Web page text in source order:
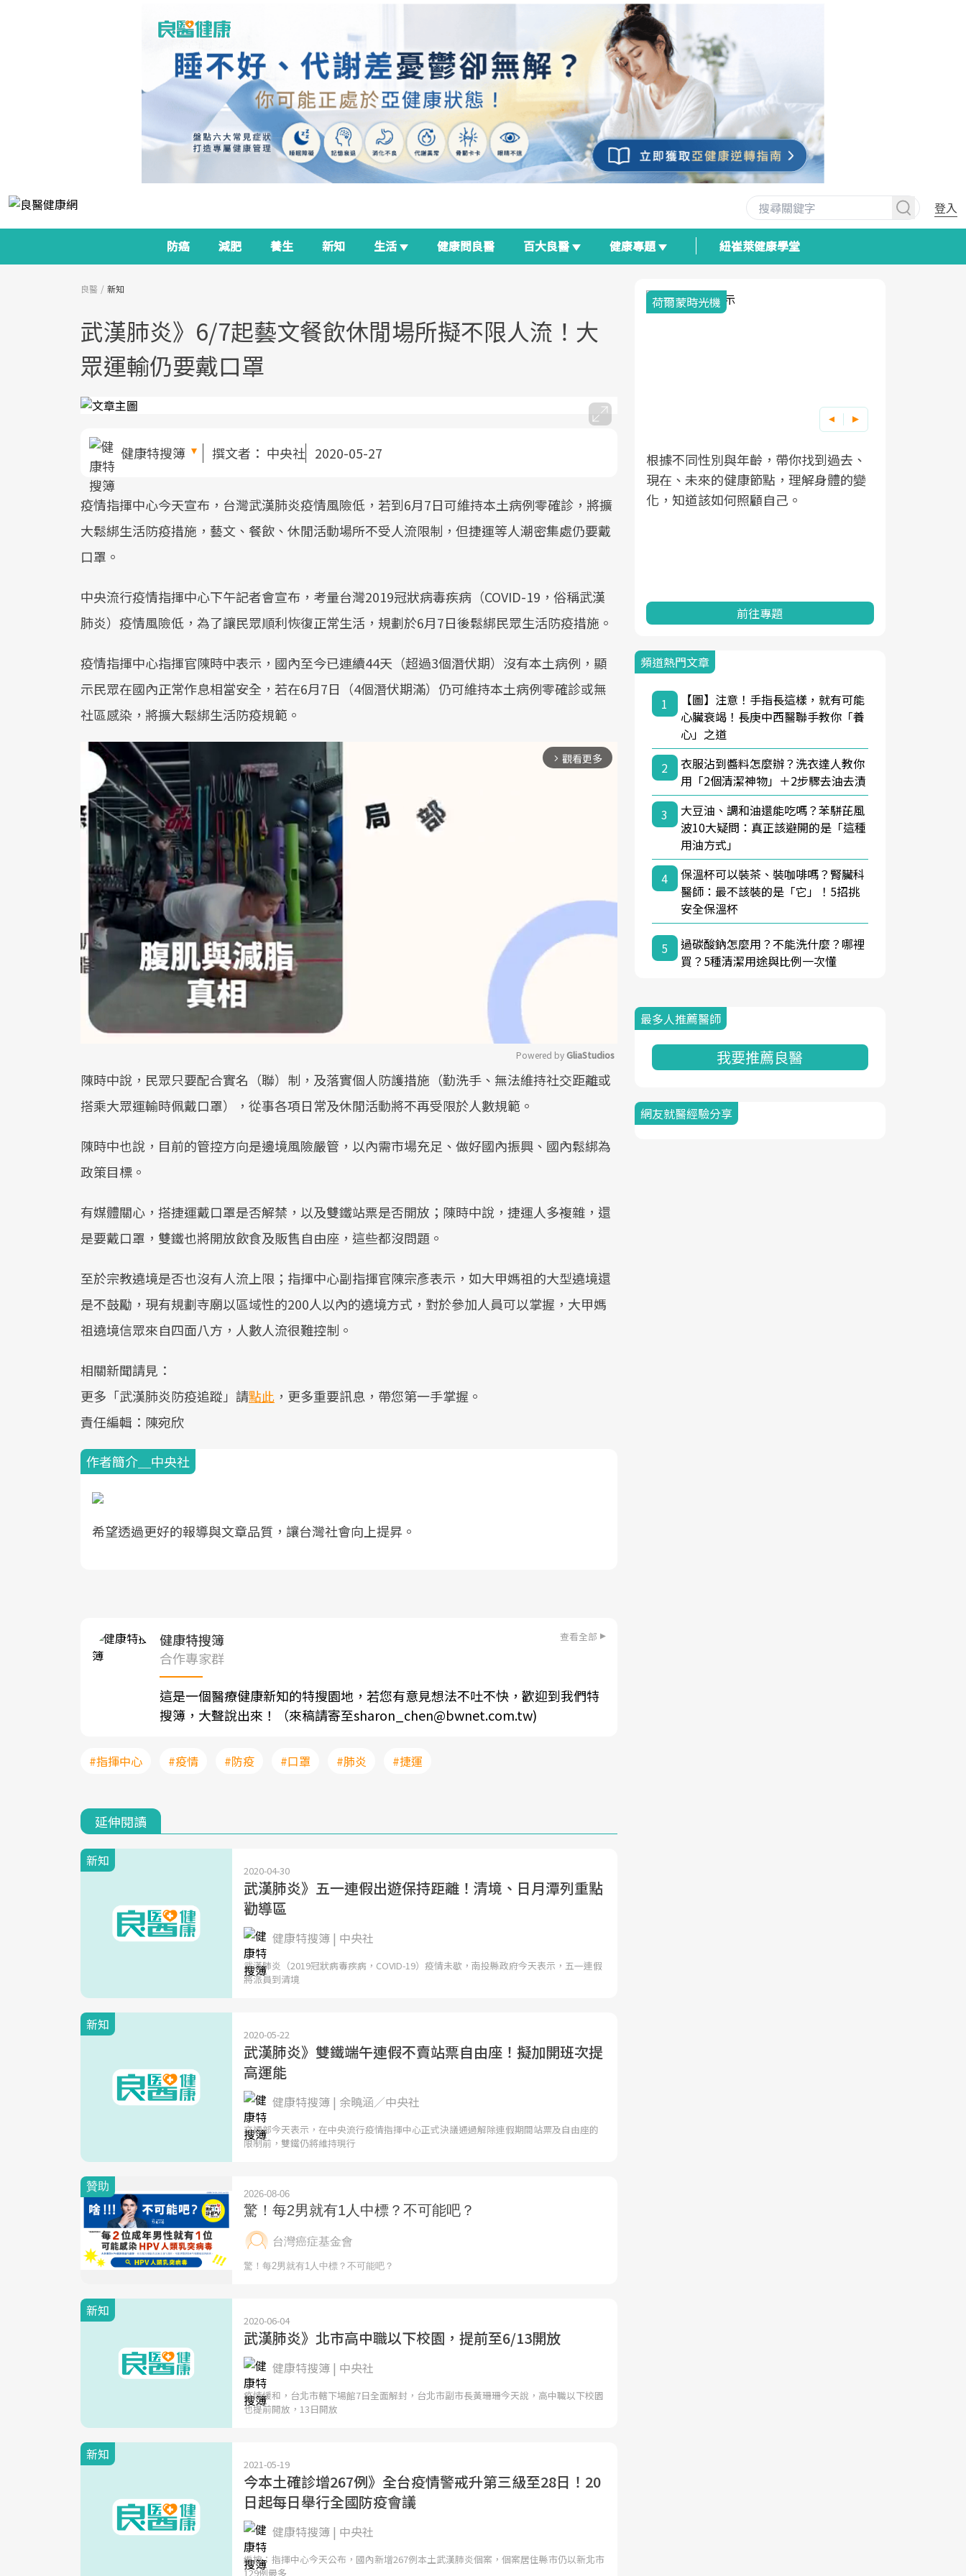
登入
防癌 減肥 養生 新知 生活 健康問良醫 百大良醫 健康專題 紐崔萊健康學堂
良醫 新知
武漢肺炎》6/7起藝文餐飲休閒場所擬不限人流！大
眾運輸仍要戴口罩
健康特搜簿 撰文者： 中央社 2020-05-27
疫情指揮中心今天宣布，台灣武漢肺炎疫情風險低，若到6月7日可維持本土病例零確診，將擴
大鬆綁生活防疫措施，藝文、餐飲、休閒活動場所不受人流限制，但捷運等人潮密集處仍要戴
口罩。
中央流行疫情指揮中心下午記者會宣布，考量台灣2019冠狀病毒疾病（COVID-19，俗稱武漢
肺炎）疫情風險低，為了讓民眾順利恢復正常生活，規劃於6月7日後鬆綁民眾生活防疫措施。
疫情指揮中心指揮官陳時中表示，國內至今已連續44天（超過3個潛伏期）沒有本土病例，顯
示民眾在國內正常作息相當安全，若在6月7日（4個潛伏期滿）仍可維持本土病例零確診或無
社區感染，將擴大鬆綁生活防疫規範。
arrow_forward_ios 觀看更多
Powered by GliaStudios
陳時中說，民眾只要配合實名（聯）制，及落實個人防護措施（勤洗手、無法維持社交距離或
搭乘大眾運輸時佩戴口罩），從事各項日常及休閒活動將不再受限於人數規範。
陳時中也說，目前的管控方向是邊境風險嚴管，以內需市場充足、做好國內振興、國內鬆綁為
政策目標。
有媒體關心，搭捷運戴口罩是否解禁，以及雙鐵站票是否開放；陳時中說，捷運人多複雜，還
是要戴口罩，雙鐵也將開放飲食及販售自由座，這些都沒問題。
至於宗教遶境是否也沒有人流上限；指揮中心副指揮官陳宗彥表示，如大甲媽祖的大型遶境還
是不鼓勵，現有規劃寺廟以區域性的200人以內的遶境方式，對於參加人員可以掌握，大甲媽
祖遶境信眾來自四面八方，人數人流很難控制。
相關新聞請見：
更多「武漢肺炎防疫追蹤」請點此 ，更多重要訊息，帶您第一手掌握。
責任編輯：陳宛欣
作者簡介＿中央社
希望透過更好的報導與文章品質，讓台灣社會向上提昇。
健康特搜簿 查看全部
合作專家群
這是一個醫療健康新知的特搜園地，若您有意見想法不吐不快，歡迎到我們特
搜簿，大聲說出來！（來稿請寄至sharon_chen@bwnet.com.tw)
#指揮中心 #疫情 #防疫 #口罩 #肺炎 #捷運
延伸閱讀
新知
2020-04-30
武漢肺炎》五一連假出遊保持距離！清境、日月潭列重點
勸導區
健康特搜簿 | 中央社
武漢肺炎（2019冠狀病毒疾病，COVID-19）疫情未歇，南投縣政府今天表示，五一連假
將派員到清境
新知
2020-05-22
武漢肺炎》雙鐵端午連假不賣站票自由座！擬加開班次提
高運能
健康特搜簿 | 余曉涵／中央社
交通部今天表示，在中央流行疫情指揮中心正式決議通過解除連假期間站票及自由座的
限制前，雙鐵仍將維持現行
新知
2020-06-04
武漢肺炎》北市高中職以下校園，提前至6/13開放
健康特搜簿 | 中央社
疫情緩和，台北市轄下場館7日全面解封，台北市副市長黃珊珊今天說，高中職以下校園
也提前開放，13日開放
新知
2021-05-19
今本土確診增267例》全台疫情警戒升第三級至28日！20
日起每日舉行全國防疫會議
健康特搜簿 | 中央社
編按：指揮中心今天公布，國內新增267例本土武漢肺炎個案，個案居住縣市仍以新北市
129例最多
政策如「健康台灣推動委員會」與「長
關注的核心議題。然而，健檢不只是醫
前往專題
全面啟動你的健康革命！
前往專題
建立對亞健康的認知，進而引導實際的
前往專題
荷爾蒙時光機
根據不同性別與年齡，帶你找到過去、
現在、未來的健康節點，理解身體的變
化，知道該如何照顧自己。
前往專題
頻道熱門文章
1
【圖】注意！手指長這樣，就有可能
心臟衰竭！長庚中西醫聯手教你「養
心」之道
2
衣服沾到醬料怎麼辦？洗衣達人教你
用「2個清潔神物」＋2步驟去油去漬
3
大豆油、調和油還能吃嗎？苯駢芘風
波10大疑問：真正該避開的是「這種
用油方式」
4
保溫杯可以裝茶、裝咖啡嗎？腎臟科
醫師：最不該裝的是「它」！5招挑
安全保溫杯
5
過碳酸鈉怎麼用？不能洗什麼？哪裡
買？5種清潔用途與比例一次懂
最多人推薦醫師
我要推薦良醫
網友就醫經驗分享